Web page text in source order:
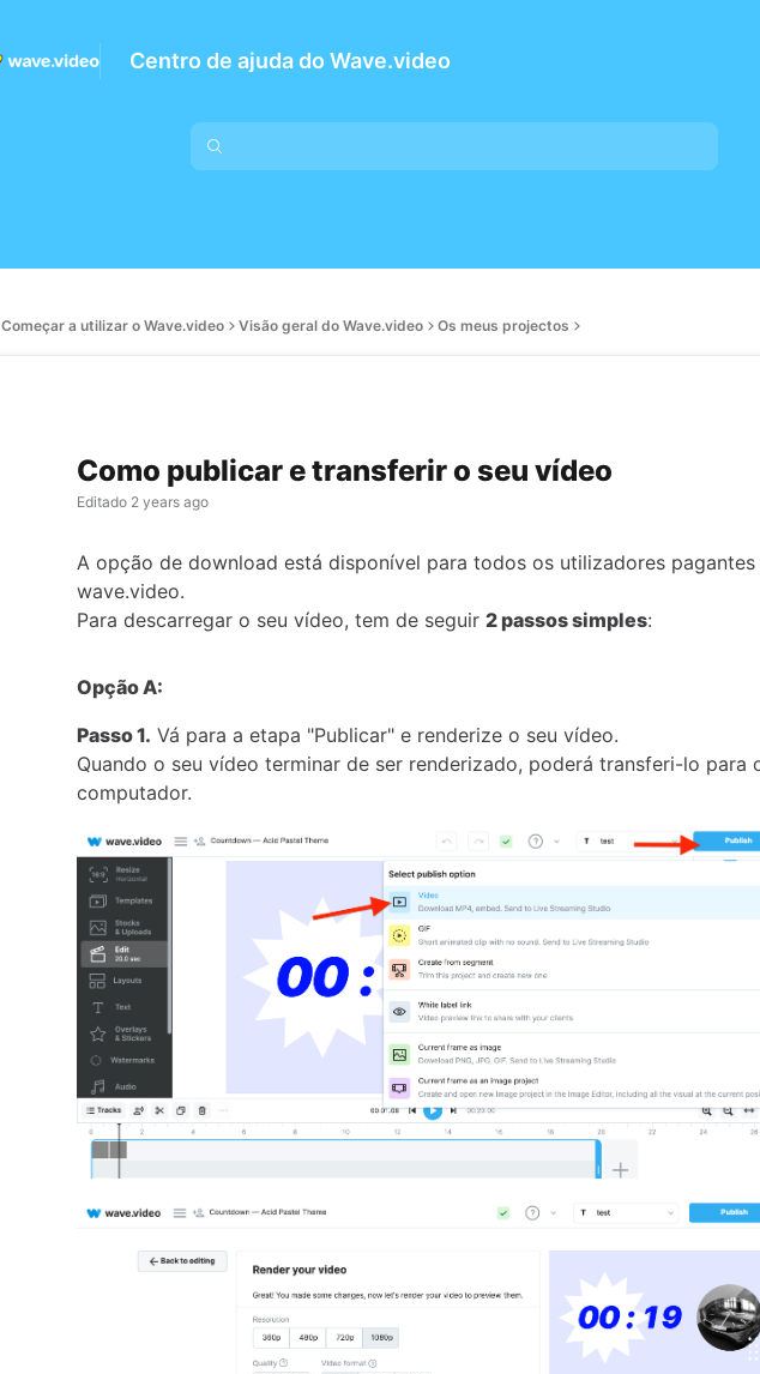
Centro de ajuda do Wave.video
Começar a utilizar o Wave.video Visão geral do Wave.video Os meus projectos
Como publicar e transferir o seu vídeo
Editado 2 years ago
A opção de download está disponível para todos os utilizadores pagantes
wave.video.
Para descarregar o seu vídeo, tem de seguir 2 passos simples:
Opção A:
Passo 1. Vá para a etapa "Publicar" e renderize o seu vídeo.
Quando o seu vídeo terminar de ser renderizado, poderá transferi-lo para
computador.